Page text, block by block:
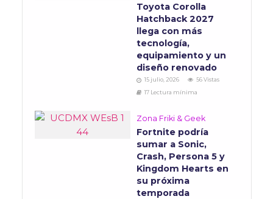
Toyota Corolla
Hatchback 2027
llega con más
tecnología,
equipamiento y un
diseño renovado
15 julio, 2026
56 Vistas
17 Lectura mínima
Zona Friki & Geek
Fortnite podría
sumar a Sonic,
Crash, Persona 5 y
Kingdom Hearts en
su próxima
temporada